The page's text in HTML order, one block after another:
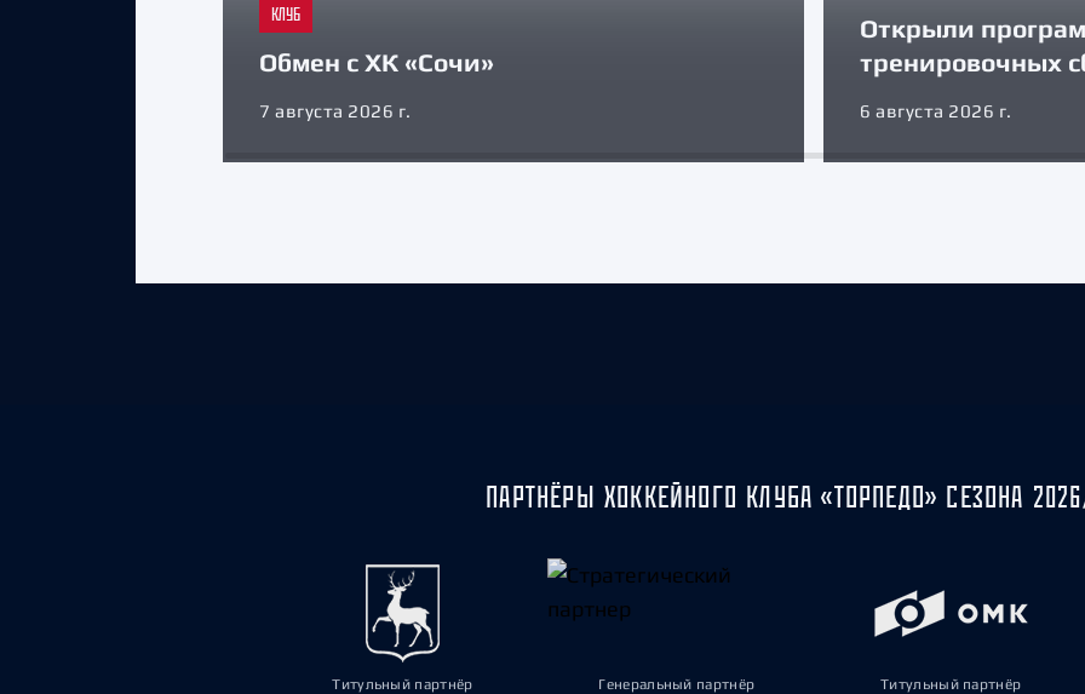
КЛУБ
Обмен с ХК «Сочи»
7 августа 2026 г.
Открыли
тренировочных
6 августа 2026 г.
ПАРТНЁРЫ ХОККЕЙНОГО КЛУБА «ТОРПЕДО» СЕЗОНА
Титульный партнёр Генеральный партнёр Титульный партнёр